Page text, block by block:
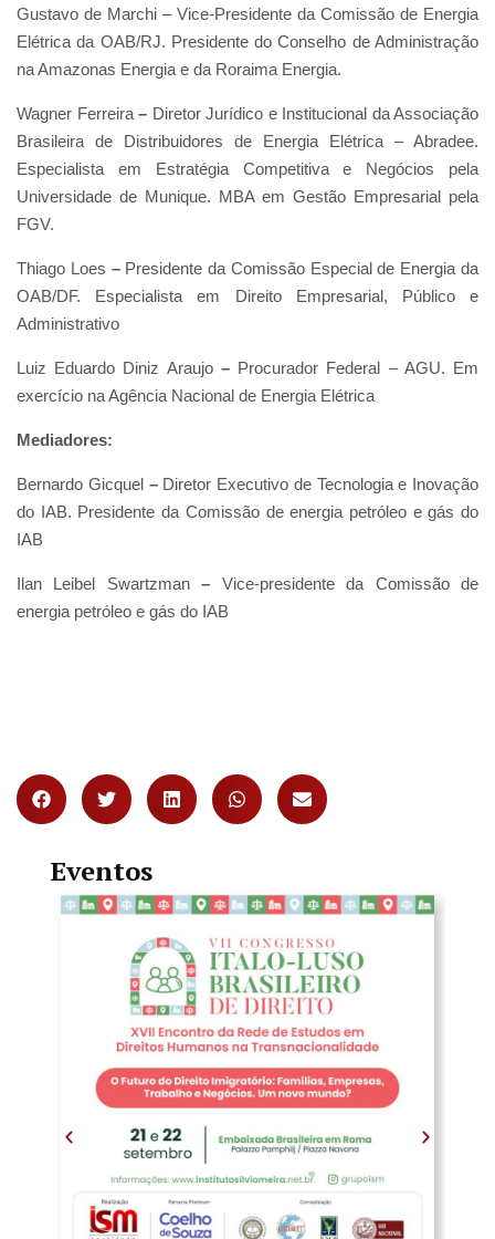
Gustavo de Marchi – Vice-Presidente da Comissão de Energia
Elétrica da OAB/RJ. Presidente do Conselho de Administração
na Amazonas Energia e da Roraima Energia.
Wagner Ferreira– Diretor Jurídico e Institucional da Associação
Brasileira de Distribuidores de Energia Elétrica – Abradee.
Especialista em Estratégia Competitiva e Negócios pela
Universidade de Munique. MBA em Gestão Empresarial pela
FGV.
Thiago Loes – Presidente da Comissão Especial de Energia da
OAB/DF. Especialista em Direito Empresarial, Público e
Administrativo
Luiz Eduardo Diniz Araujo– Procurador Federal – AGU. Em
exercício na Agência Nacional de Energia Elétrica
Mediadores:
Bernardo Gicquel– Diretor Executivo de Tecnologia e Inovação
do IAB. Presidente da Comissão de energia petróleo e gás do
IAB
Ilan Leibel Swartzman– Vice-presidente da Comissão de
energia petróleo e gás do IAB
Eventos